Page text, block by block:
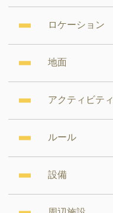
ロケーション
地面
アクティビティ
ルール
設備